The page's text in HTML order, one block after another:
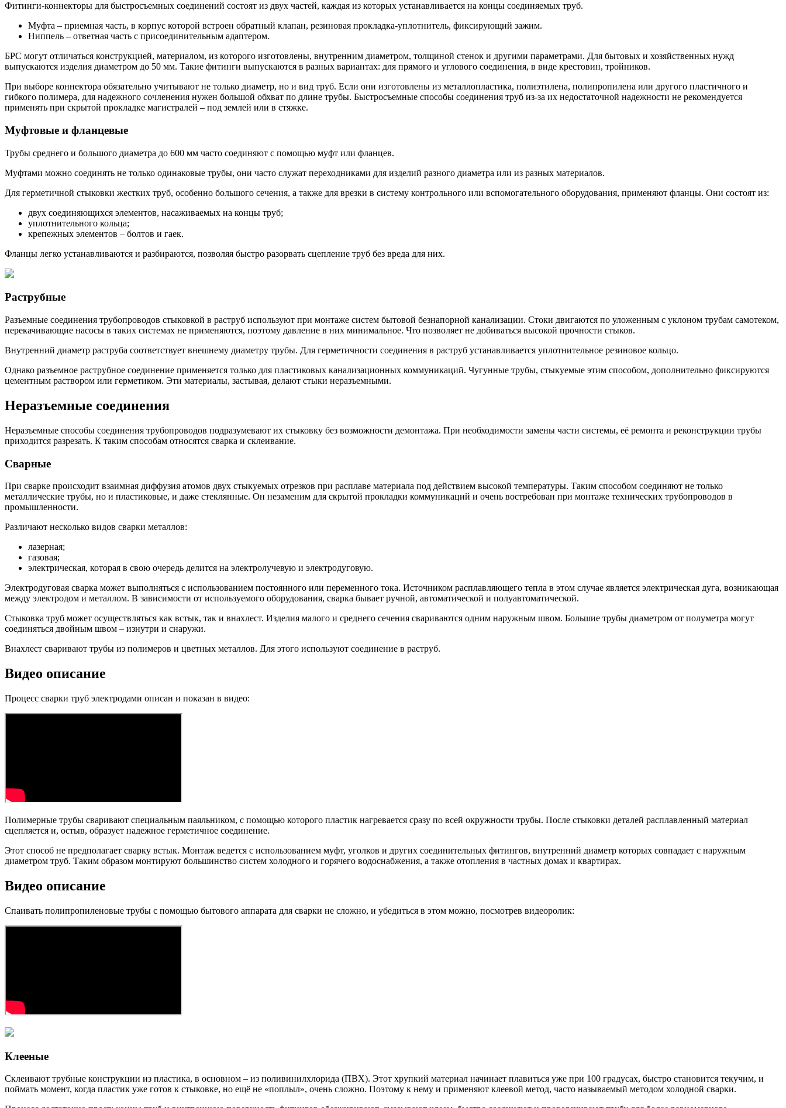
Фитинги-коннекторы для быстросъемных соединений состоят из двух частей, каждая из которых устанавливается на концы соединяемых труб.
Муфта – приемная часть, в корпус которой встроен обратный клапан, резиновая прокладка-уплотнитель, фиксирующий зажим.
Ниппель – ответная часть с присоединительным адаптером.
БРС могут отличаться конструкцией, материалом, из которого изготовлены, внутренним диаметром, толщиной стенок и другими параметрами. Для бытовых и хозяйственных нужд
выпускаются изделия диаметром до 50 мм. Такие фитинги выпускаются в разных вариантах: для прямого и углового соединения, в виде крестовин, тройников.
При выборе коннектора обязательно учитывают не только диаметр, но и вид труб. Если они изготовлены из металлопластика, полиэтилена, полипропилена или другого пластичного и
гибкого полимера, для надежного сочленения нужен большой обхват по длине трубы. Быстросъемные способы соединения труб из-за их недостаточной надежности не рекомендуется
применять при скрытой прокладке магистралей – под землей или в стяжке.
Муфтовые и фланцевые
Трубы среднего и большого диаметра до 600 мм часто соединяют с помощью муфт или фланцев.
Муфтами можно соединять не только одинаковые трубы, они часто служат переходниками для изделий разного диаметра или из разных материалов.
Для герметичной стыковки жестких труб, особенно большого сечения, а также для врезки в систему контрольного или вспомогательного оборудования, применяют фланцы. Они состоят из:
двух соединяющихся элементов, насаживаемых на концы труб;
уплотнительного кольца;
крепежных элементов – болтов и гаек.
Фланцы легко устанавливаются и разбираются, позволяя быстро разорвать сцепление труб без вреда для них.
Раструбные
Разъемные соединения трубопроводов стыковкой в раструб используют при монтаже систем бытовой безнапорной канализации. Стоки двигаются по уложенным с уклоном трубам самотеком,
перекачивающие насосы в таких системах не применяются, поэтому давление в них минимальное. Что позволяет не добиваться высокой прочности стыков.
Внутренний диаметр раструба соответствует внешнему диаметру трубы. Для герметичности соединения в раструб устанавливается уплотнительное резиновое кольцо.
Однако разъемное раструбное соединение применяется только для пластиковых канализационных коммуникаций. Чугунные трубы, стыкуемые этим способом, дополнительно фиксируются
цементным раствором или герметиком. Эти материалы, застывая, делают стыки неразъемными.
Неразъемные соединения
Неразъемные способы соединения трубопроводов подразумевают их стыковку без возможности демонтажа. При необходимости замены части системы, её ремонта и реконструкции трубы
приходится разрезать. К таким способам относятся сварка и склеивание.
Сварные
При сварке происходит взаимная диффузия атомов двух стыкуемых отрезков при расплаве материала под действием высокой температуры. Таким способом соединяют не только
металлические трубы, но и пластиковые, и даже стеклянные. Он незаменим для скрытой прокладки коммуникаций и очень востребован при монтаже технических трубопроводов в
промышленности.
Различают несколько видов сварки металлов:
лазерная;
газовая;
электрическая, которая в свою очередь делится на электролучевую и электродуговую.
Электродуговая сварка может выполняться с использованием постоянного или переменного тока. Источником расплавляющего тепла в этом случае является электрическая дуга, возникающая
между электродом и металлом. В зависимости от используемого оборудования, сварка бывает ручной, автоматической и полуавтоматической.
Стыковка труб может осуществляться как встык, так и внахлест. Изделия малого и среднего сечения свариваются одним наружным швом. Большие трубы диаметром от полуметра могут
соединяться двойным швом – изнутри и снаружи.
Внахлест сваривают трубы из полимеров и цветных металлов. Для этого используют соединение в раструб.
Видео описание
Процесс сварки труб электродами описан и показан в видео:
Полимерные трубы сваривают специальным паяльником, с помощью которого пластик нагревается сразу по всей окружности трубы. После стыковки деталей расплавленный материал
сцепляется и, остыв, образует надежное герметичное соединение.
Этот способ не предполагает сварку встык. Монтаж ведется с использованием муфт, уголков и других соединительных фитингов, внутренний диаметр которых совпадает с наружным
диаметром труб. Таким образом монтируют большинство систем холодного и горячего водоснабжения, а также отопления в частных домах и квартирах.
Видео описание
Спаивать полипропиленовые трубы с помощью бытового аппарата для сварки не сложно, и убедиться в этом можно, посмотрев видеоролик:
Клееные
Склеивают трубные конструкции из пластика, в основном – из поливинилхлорида (ПВХ). Этот хрупкий материал начинает плавиться уже при 100 градусах, быстро становится текучим, и
поймать момент, когда пластик уже готов к стыковке, но ещё не «поплыл», очень сложно. Поэтому к нему и применяют клеевой метод, часто называемый методом холодной сварки.